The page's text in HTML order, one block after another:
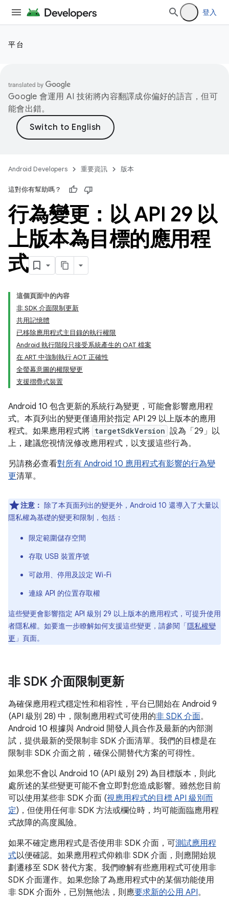
登入
平台
Google 會運用 AI 技術將內容翻譯成你偏好的語言，但可
能會出錯。
Android Developers 重要資訊 版本
這對你有幫助嗎？
行為變更：以 API 29 以
上版本為目標的應用程
式
這個頁面中的內容
非 SDK 介面限制更新
共用記憶體
已移除應用程式主目錄的執行權限
Android 執行階段只接受系統產生的 OAT 檔案
在 ART 中強制執行 AOT 正確性
全螢幕意圖的權限變更
支援摺疊式裝置
Android 10 包含更新的系統行為變更，可能會影響應用程
式。本頁列出的變更僅適用於指定 API 29 以上版本的應用
程式。如果應用程式將 targetSdkVersion 設為「29」以
上，建議您視情況修改應用程式，以支援這些行為。
另請務必查看對所有 Android 10 應用程式有影響的行為變
更清單。
注意： 除了本頁面列出的變更外，Android 10 還導入了大量以
隱私權為基礎的變更和限制，包括：
限定範圍儲存空間
存取 USB 裝置序號
可啟用、停用及設定 Wi-Fi
連線 API 的位置存取權
這些變更會影響指定 API 級別 29 以上版本的應用程式，可提升使用
者隱私權。如要進一步瞭解如何支援這些變更，請參閱「隱私權變
更 」頁面。
非 SDK 介面限制更新
為確保應用程式穩定性和相容性，平台已開始在 Android 9
(API 級別 28) 中，限制應用程式可使用的非 SDK 介面。
Android 10 根據與 Android 開發人員合作及最新的內部測
試，提供最新的受限制非 SDK 介面清單。我們的目標是在
限制非 SDK 介面之前，確保公開替代方案的可得性。
如果您不會以 Android 10 (API 級別 29) 為目標版本，則此
處所述的某些變更可能不會立即對您造成影響。雖然您目前
可以使用某些非 SDK 介面 (視應用程式的目標 API 級別而
定)，但使用任何非 SDK 方法或欄位時，均可能面臨應用程
式故障的高度風險。
如果不確定應用程式是否使用非 SDK 介面，可測試應用程
式以便確認。如果應用程式仰賴非 SDK 介面，則應開始規
劃遷移至 SDK 替代方案。我們瞭解有些應用程式可使用非
SDK 介面運作。如果您除了為應用程式中的某個功能使用
非 SDK 介面外，已別無他法，則應要求新的公用 API。